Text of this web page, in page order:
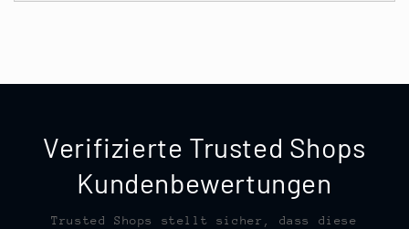
Verifizierte Trusted Shops
Kundenbewertungen
Trusted Shops stellt sicher, dass diese